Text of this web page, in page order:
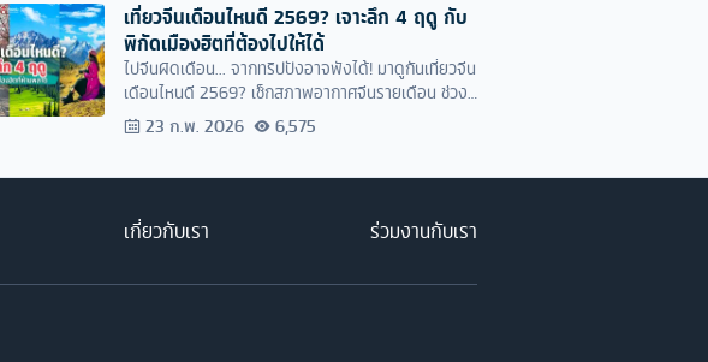
เที่ยวจีนเดือนไหนดี 2569? เจาะลึก 4 ฤดู กับ
พิกัดเมืองฮิตที่ต้องไปให้ได้
ไปจีนผิดเดือน... จากทริปปังอาจพังได้! มาดูกันเที่ยวจีน
เดือนไหนดี 2569? เช็กสภาพอากาศจีนรายเดือน ช่วง
เดือนไหนมีหิมะ เดือนไหนร้อน พร้อมวันหยุดจีนที่ควร
เลี่ยงที่นี่
23 ก.พ. 2026 6,575
เกี่ยวกับเรา ร่วมงานกับเรา